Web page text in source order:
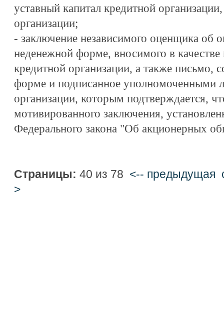
уставный капитал кредитной
организации;
- заключение независимого оценщика об
неденежной форме, вносимого в качестве
кредитной организации, а также письмо,
форме и подписанное уполномоченными
организации, которым подтверждается,
мотивированного заключения,
Федерального закона "Об акционерных
Страницы: 40 из 78 <-- предыдущая
>